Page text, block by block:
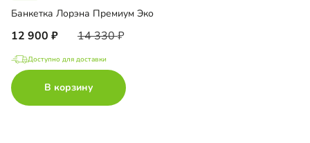
Банкетка Лорэна Премиум Эко
12 900 14 330
Доступно для доставки
В корзину